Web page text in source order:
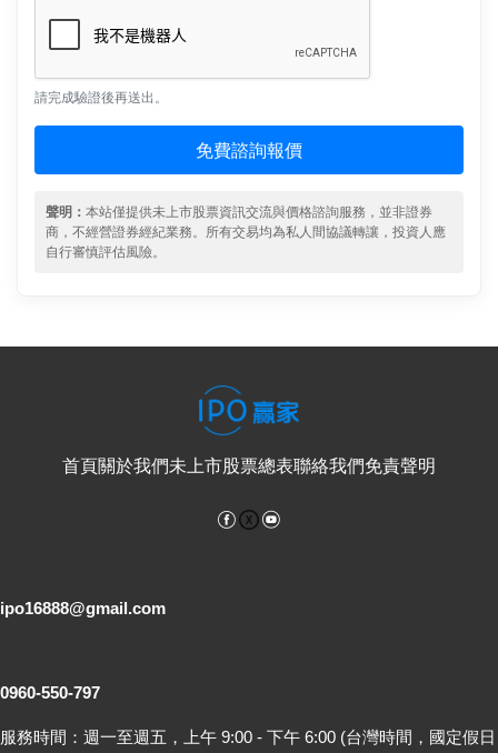
請完成驗證後再送出。
免費諮詢報價
聲明： 本站僅提供未上市股票資訊交流與價格諮詢服務，並非證券
商，不經營證券經紀業務。所有交易均為私人間協議轉讓，投資人應
自行審慎評估風險。
首頁關於我們未上市股票總表聯絡我們免責聲明
Facebook
ipo16888@gmail.com
0960-550-797
服務時間：週一至週五，上午 9:00 - 下午 6:00 (台灣時間，國定假日